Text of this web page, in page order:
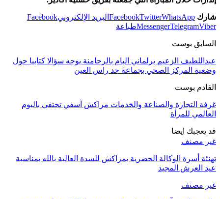
شارك FacebookTwitterWhatsApp البريد الإلكترونيFacebook
MessengerTelegramViber طباعة
السابق بوست
عبداللطيف الزعيم برلماني البام بالرحامنة يوجه سؤالا كتابيا حول
وضعية المركز الصحي بجماعة حد راس العين
القادم بوست
غرفة التجارة والصناعة والخدمات مراكش آسفي تحتفي باليوم
العالمي للمرأة
قد يعجبك ايضا
غير مصنف
تهنئة أسرة الوكالة الحضرية بمراكش للسدة العالية بالله بمناسبة
عيد العرش المجيد
غير مصنف